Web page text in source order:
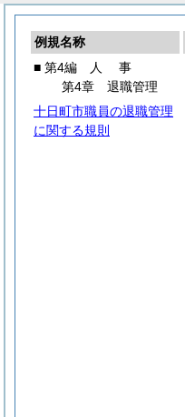
例規名称
■ 第4編
人 事
第4章 退職管理
十日町市職員の退職管理
に関する規則